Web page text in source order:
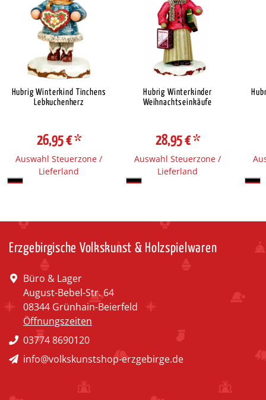
Hubrig Winterkind Tinchens
Lebkuchenherz
26,95 €*
Auswahl Steuerzone /
Lieferland
Hubrig Winterkinder
Weihnachtseinkäufe
28,95 €*
Auswahl Steuerzone /
Lieferland
Erzgebirgische Volkskunst & Holzspielwaren
Büro & Lager
August-Bebel-Str. 64
08344 Grünhain-Beierfeld
Öffnungszeiten
03774 8690120
info@volkskunstshop-erzgebirge.de